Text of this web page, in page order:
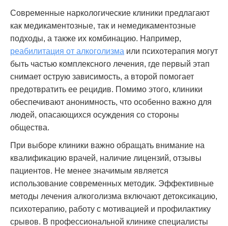
Современные наркологические клиники предлагают
как медикаментозные, так и немедикаментозные
подходы, а также их комбинацию. Например,
реабилитация от алкоголизма или психотерапия могут
быть частью комплексного лечения, где первый этап
снимает острую зависимость, а второй помогает
предотвратить ее рецидив. Помимо этого, клиники
обеспечивают анонимность, что особенно важно для
людей, опасающихся осуждения со стороны
общества.
При выборе клиники важно обращать внимание на
квалификацию врачей, наличие лицензий, отзывы
пациентов. Не менее значимым является
использование современных методик. Эффективные
методы лечения алкоголизма включают детоксикацию,
психотерапию, работу с мотивацией и профилактику
срывов. В профессиональной клинике специалисты